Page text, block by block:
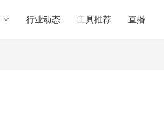
行业动态 工具推荐 直播